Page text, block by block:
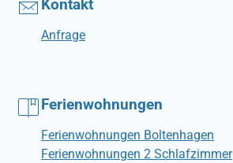
Kontakt
Anfrage
Ferienwohnungen
Ferienwohnungen Boltenhagen
Ferienwohnungen 2 Schlafzimmer